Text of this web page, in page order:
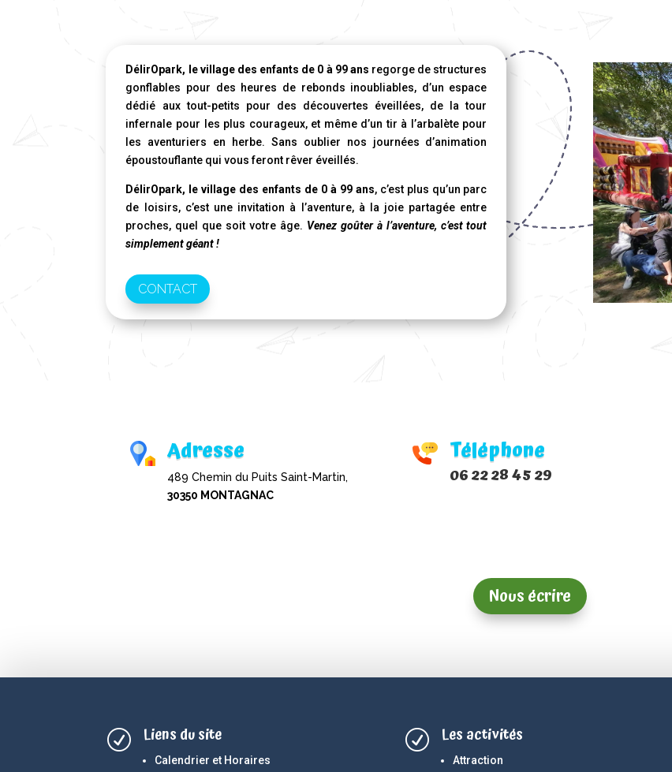
DélirOpark, le village des enfants de 0 à 99 ans regorge de structures
gonflables pour des heures de rebonds inoubliables, d’un espace
dédié aux tout-petits pour des découvertes éveillées, de la tour
infernale pour les plus courageux, et même d’un tir à l’arbalète pour
les aventuriers en herbe. Sans oublier nos journées d’animation
époustouflante qui vous feront rêver éveillés.
DélirOpark, le village des enfants de 0 à 99 ans, c’est plus qu’un parc
de loisirs, c’est une invitation à l’aventure, à la joie partagée entre
proches, quel que soit votre âge. Venez goûter à l’aventure, c’est tout
simplement géant !
CONTACT
Adresse
489 Chemin du Puits Saint-Martin,
30350 MONTAGNAC
Téléphone
06 22 28 45 29
Nous écrire
R Liens du site
Calendrier et Horaires
R Les activités
Attraction